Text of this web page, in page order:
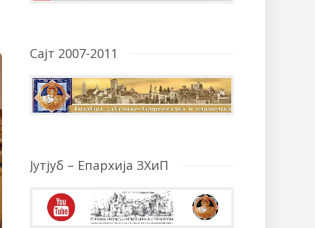
Сајт 2007-2011
Јутјуб – Епархија ЗХиП